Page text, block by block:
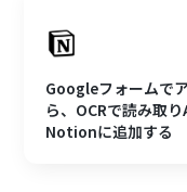
Googleフォームで
ら、OCRで読み取
Notionに追加する